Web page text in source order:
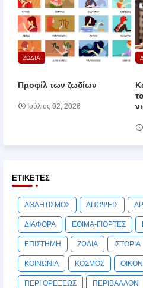
ΖΩΔΙΑ
Προφίλ των ζωδίων
Ιούλιος 02, 2026
ΕΤΙΚΈΤΕΣ
ΑΘΛΗΤΙΣΜΟΣ ΑΠΟΨΕΙΣ
ΔΙΑΦΟΡΑ ΕΘΙΜΑ-ΓΙΟΡΤΕΣ
ΕΠΙΣΤΗΜΗ ΖΩΔΙΑ ΙΣΤΟΡΙΑ
ΚΟΙΝΩΝΙΑ ΚΟΣΜΟΣ
ΠΕΡΙ ΟΡΕΞΕΩΣ ΠΕΡΙΒΑΛΛΟΝ